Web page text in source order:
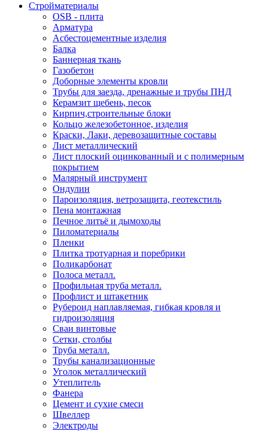
Стройматериалы
OSB - плита
Арматура
Асбестоцементные изделия
Балка
Баннерная ткань
Газобетон
Доборные элементы кровли
Трубы для заезда, дренажные и трубы ПНД
Керамзит щебень, песок
Кирпич,строительные блоки
Кольцо железобетонное, изделия
Краски, Лаки, деревозащитные составы
Лист металлический
Лист плоский оцинкованный и с полимерным
покрытием
Малярный инструмент
Ондулин
Пароизоляция, ветрозащита, геотекстиль
Пена монтажная
Печное литьё и дымоходы
Пиломатериалы
Пленки
Плитка тротуарная и поребрики
Поликарбонат
Полоса металл.
Профильная труба металл.
Профлист и штакетник
Рубероид наплавляемая, гибкая кровля и
гидроизоляция
Сваи винтовые
Сетки, столбы
Труба металл.
Трубы канализационные
Уголок металлический
Утеплитель
Фанера
Цемент и сухие смеси
Швеллер
Электроды